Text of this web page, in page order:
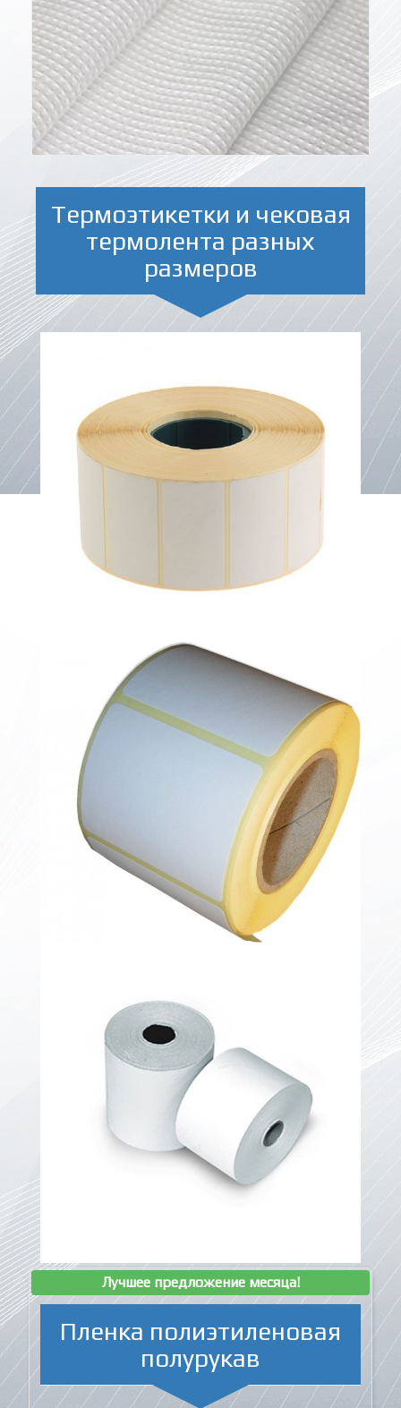
Термоэтикетки и чековая
термолента разных
размеров
Лучшее предложение месяца!
Пленка полиэтиленовая
полурукав